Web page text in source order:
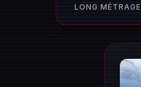
LONG MÉTRAGE